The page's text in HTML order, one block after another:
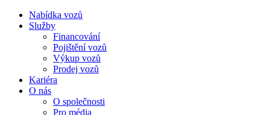
Nabídka vozů
Služby
Financování
Pojištění vozů
Výkup vozů
Prodej vozů
Kariéra
O nás
O společnosti
Pro média